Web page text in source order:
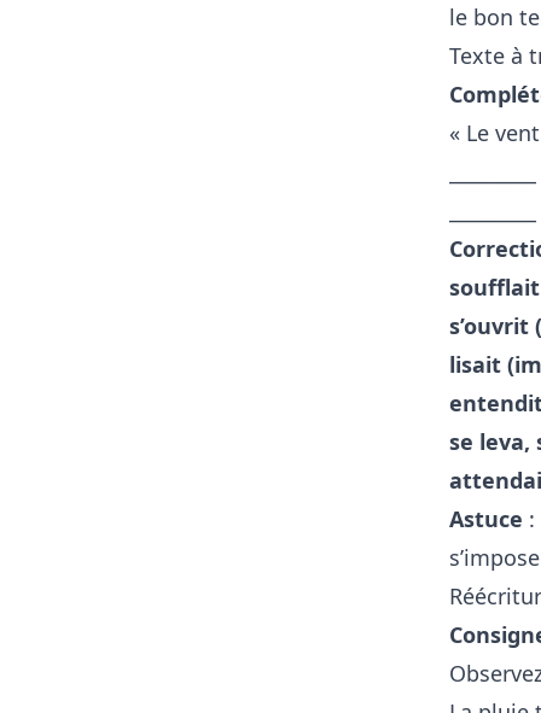
le bon
Texte à
« Le
s’ouvrit
lisait
se leva,
Astuce